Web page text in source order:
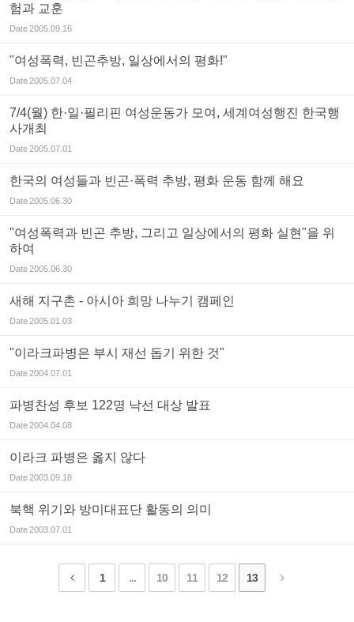
험과 교훈
Date2005.09.16
"여성폭력, 빈곤추방, 일상에서의 평화!"
Date2005.07.04
7/4(월) 한·일·필리핀 여성운동가 모여, 세계여성행진 한국행
사개최
Date2005.07.01
한국의 여성들과 빈곤·폭력 추방, 평화 운동 함께 해요
Date2005.06.30
"여성폭력과 빈곤 추방, 그리고 일상에서의 평화 실현"을 위
하여
Date2005.06.30
새해 지구촌 - 아시아 희망 나누기 캠페인
Date2005.01.03
"이라크파병은 부시 재선 돕기 위한 것"
Date2004.07.01
파병찬성 후보 122명 낙선 대상 발표
Date2004.04.08
이라크 파병은 옳지 않다
Date2003.09.18
북핵 위기와 방미대표단 활동의 의미
Date2003.07.01
1 ... 10 11 12 13